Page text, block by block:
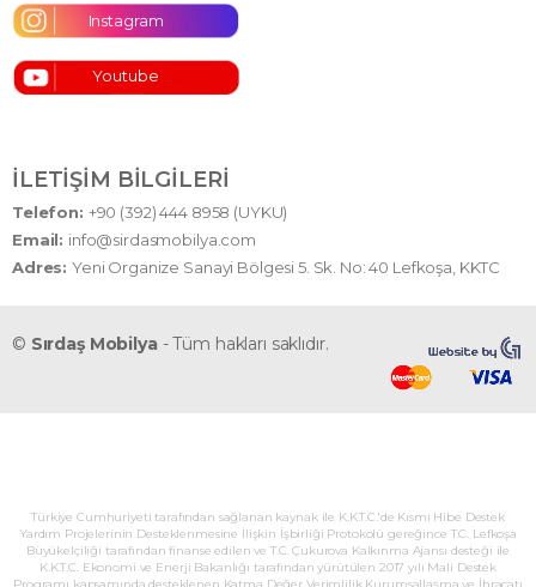
Instagram
Youtube
İLETIŞIM BILGILERI
Telefon: +90 (392) 444 8958 (UYKU)
Email: info@sirdasmobilya.com
Adres:Yeni Organize Sanayi Bölgesi 5. Sk. No: 40 Lefkoşa, KKTC
© Sırdaş Mobilya- Tüm hakları saklıdır.
Türkiye Cumhuriyeti tarafından sağlanan kaynak ile K.K.T.C.'de Kısmı Hibe Destek
Yardım Projelerinin Desteklenmesine İlişkin İşbirliği Protokolü gereğince T.C. Lefkoşa
Büyükelçiliği tarafından finanse edilen ve T.C. Çukurova Kalkınma Ajansı desteği ile
K.K.T.C. Ekonomi ve Enerji Bakanlığı tarafından yürütülen 2017 yılı Mali Destek
Programı kapsamında desteklenen Katma Değer Verimlilik Kurumsallaşma ve İhracatı